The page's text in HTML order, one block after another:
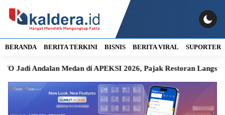
BERANDA BERITA TERKINI BISNIS BERITA VIRAL SUPORTER
Jadi Andalan Medan di APEKSI 2026, Pajak Restoran Langsung